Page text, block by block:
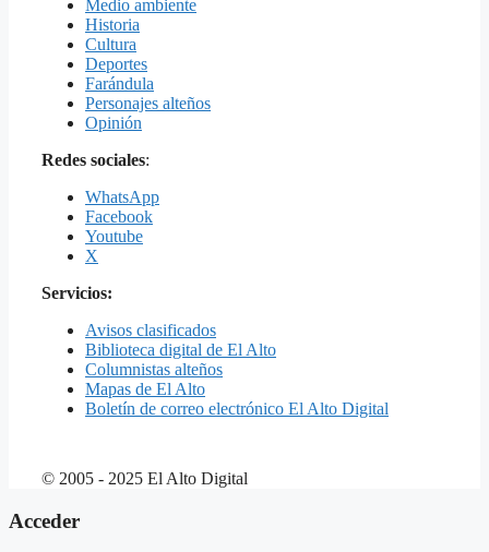
Medio ambiente
Historia
Cultura
Deportes
Farándula
Personajes alteños
Opinión
Redes sociales:
WhatsApp
Facebook
Youtube
X
Servicios:
Avisos clasificados
Biblioteca digital de El Alto
Columnistas alteños
Mapas de El Alto
Boletín de correo electrónico El Alto Digital
© 2005 - 2025 El Alto Digital
Acceder